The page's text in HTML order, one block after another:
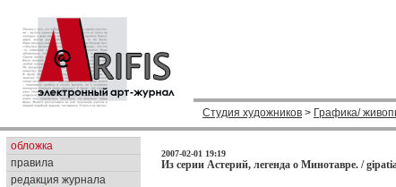
Студия художников > Графика/
обложка
правила
редакция журнала
2007-02-01 19:19
Из серии Астерий, легенда о Минотавре. /